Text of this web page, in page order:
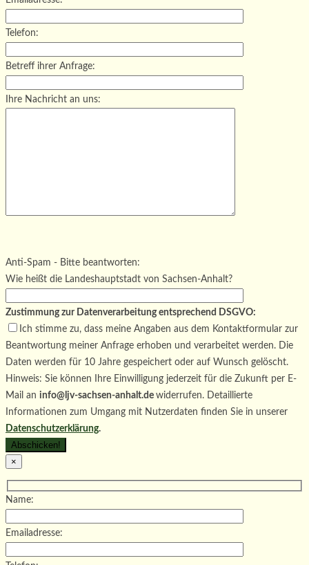
Telefon:
Betreff ihrer Anfrage:
Ihre Nachricht an uns:
Bitte lasse dieses Feld leer.
Anti-Spam - Bitte beantworten:
Wie heißt die Landeshauptstadt von Sachsen-Anhalt?
Zustimmung zur Datenverarbeitung entsprechend DSGVO:
Ich stimme zu, dass meine Angaben aus dem Kontaktformular zur
Beantwortung meiner Anfrage erhoben und verarbeitet werden. Die
Daten werden für 10 Jahre gespeichert oder auf Wunsch gelöscht.
Hinweis: Sie können Ihre Einwilligung jederzeit für die Zukunft per E-
Mail an info@ljv-sachsen-anhalt.de widerrufen. Detaillierte
Informationen zum Umgang mit Nutzerdaten finden Sie in unserer
Datenschutzerklärung.
×
Name:
Emailadresse: